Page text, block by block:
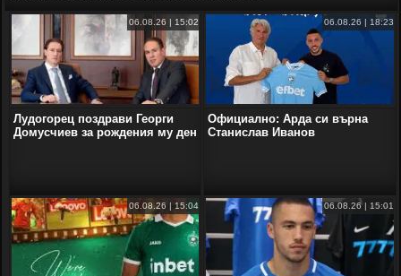
06.08.26 | 15:02
Лудогорец поздрави Георги
Домусчиев за рождения му ден
06.08.26 | 18:23
Официално: Арда си върна
Станислав Иванов
06.08.26 | 15:04 06.08.26 | 15:01